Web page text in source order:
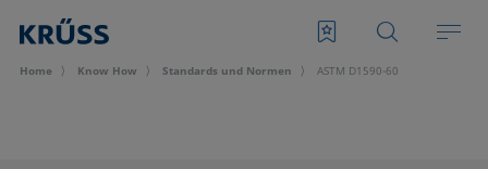
Home Know How Standards und Normen ASTM D1590-60